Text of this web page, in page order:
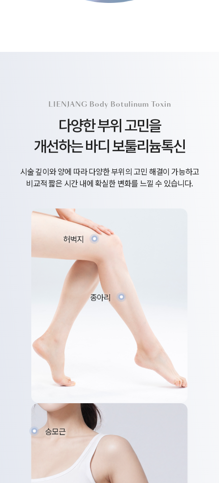
LIENJANG Body Botulinum Toxin
다양한 부위 고민을
개선하는 바디 보툴리늄톡신
시술 깊이와 양에 따라 다양한 부위의 고민 해결이 가능하고
비교적 짧은 시간 내에 확실한 변화를 느낄 수 있습니다.
허벅지
종아리
승모근